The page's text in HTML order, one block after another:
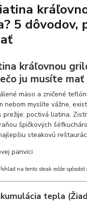
5 dôvodov,
kráľovnou
ju musíte mať
mäso a zničené
nebom myslíte vážne,
prežije: poctivá liatina.
špičkových
steakovú
na tento steak môže
tepla